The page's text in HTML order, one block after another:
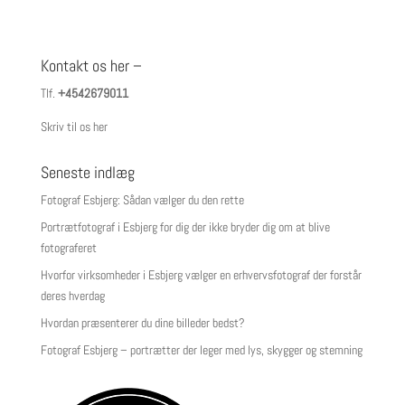
Kontakt os her –
Tlf. +4542679011
Skriv til os her
Seneste indlæg
Fotograf Esbjerg: Sådan vælger du den rette
Portrætfotograf i Esbjerg for dig der ikke bryder dig om at blive
fotograferet
Hvorfor virksomheder i Esbjerg vælger en erhvervsfotograf der forstår
deres hverdag
Hvordan præsenterer du dine billeder bedst?
Fotograf Esbjerg – portrætter der leger med lys, skygger og stemning